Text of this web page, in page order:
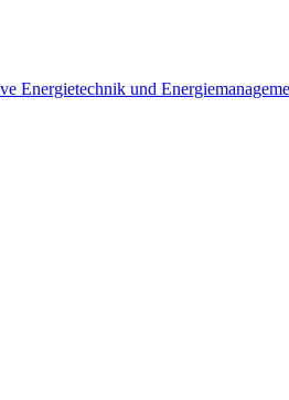
Energietechnik und